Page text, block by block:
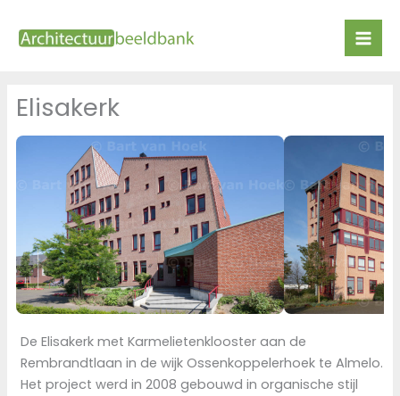
naar
Elisakerk
De Elisakerk met Karmelietenklooster aan de
Rembrandtlaan in de wijk Ossenkoppelerhoek te Almelo.
Het project werd in 2008 gebouwd in organische stijl